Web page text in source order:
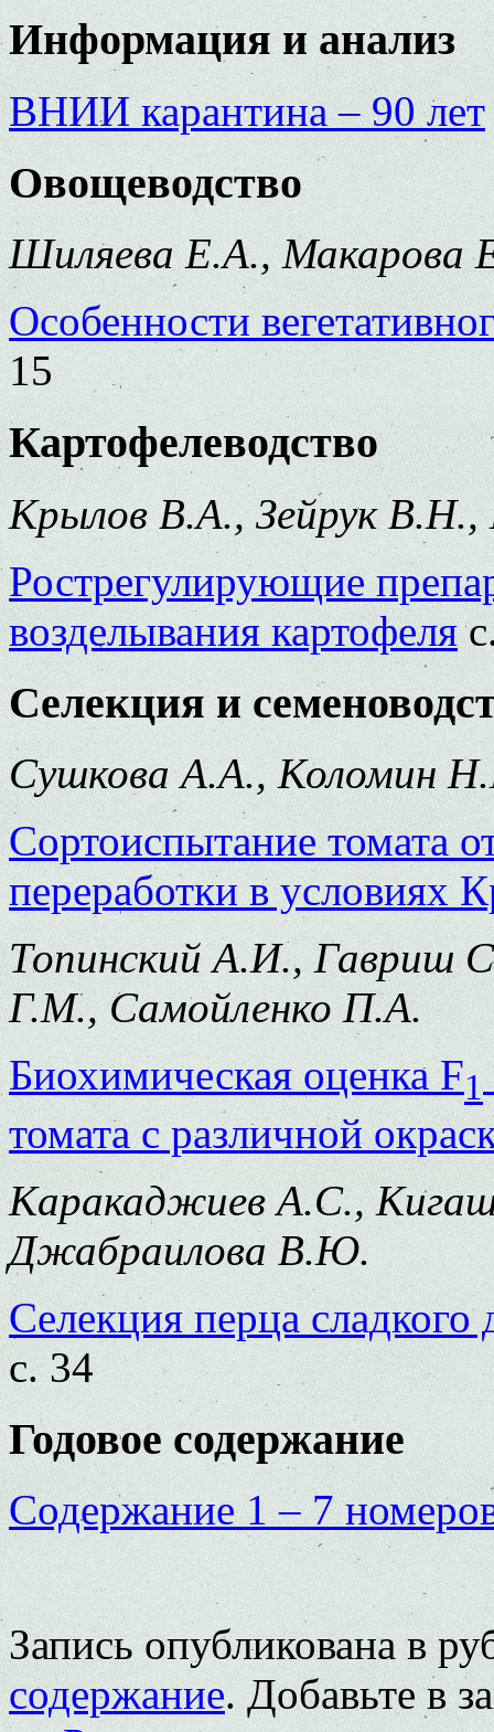
Информация и анализ
ВНИИ карантина – 90 лет
Овощеводство
Шиляева Е.А., Макарова
Особенности
15
Картофелеводство
Крылов В.А., Зейрук В.Н.,
Рострегулирующие
возделывания картофеля
Селекция и
Сушкова А.А., Коломин
Сортоиспытание томата
переработки в условиях
Топинский А.И., Гавриш
Г.М., Самойленко П.А.
Биохимическая оценка F1
томата с различной
Каракаджиев А.С.,
Джабраилова В.Ю.
Селекция перца
с. 34
Годовое содержание
Содержание 1 – 7
Запись опубликована в
содержание. Добавьте в